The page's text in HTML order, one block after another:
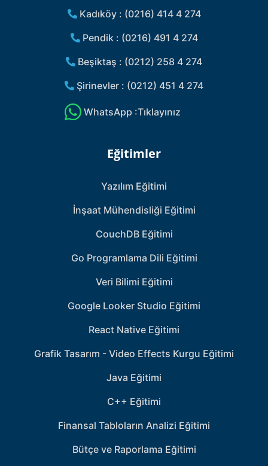
Kadıköy : (0216) 414 4 274
Pendik : (0216) 491 4 274
Beşiktaş : (0212) 258 4 274
Şirinevler : (0212) 451 4 274
WhatsApp :Tıklayınız
Eğitimler
Yazılım Eğitimi
İnşaat Mühendisliği Eğitimi
CouchDB Eğitimi
Go Programlama Dili Eğitimi
Veri Bilimi Eğitimi
Google Looker Studio Eğitimi
React Native Eğitimi
Grafik Tasarım - Video Effects Kurgu Eğitimi
Java Eğitimi
C++ Eğitimi
Finansal Tabloların Analizi Eğitimi
Bütçe ve Raporlama Eğitimi